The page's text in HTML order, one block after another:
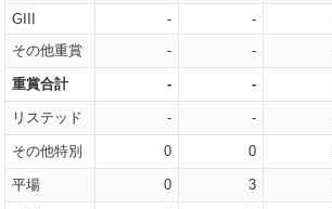
GIII
- -
その他重賞
- -
重賞合計 - -
リステッド - -
その他特別 0 0
平場 0 3